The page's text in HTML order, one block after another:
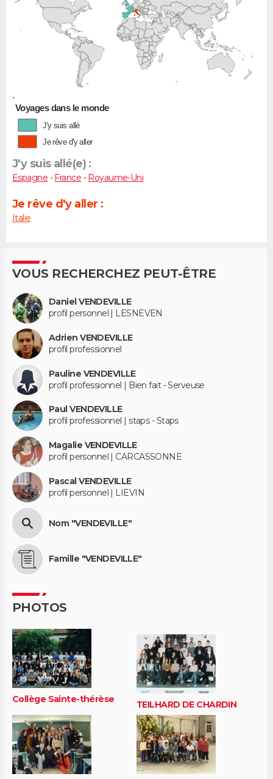
•
Voyages dans le monde
J'y suis allé
Je rêve d'y aller
J'y suis allé(e) :
Espagne -France -Royaume-Uni
Je rêve d'y aller :
Italie
VOUS RECHERCHEZ PEUT-ÊTRE
Daniel VENDEVILLE
profil personnel | LESNEVEN
Adrien VENDEVILLE
profil professionnel
Pauline VENDEVILLE
profil professionnel | Bien fait - Serveuse
Paul VENDEVILLE
profil professionnel | staps - Staps
Magalie VENDEVILLE
profil personnel | CARCASSONNE
Pascal VENDEVILLE
profil personnel | LIEVIN
Nom "VENDEVILLE"
Famille "VENDEVILLE"
PHOTOS
Collège Sainte-thérèse TEILHARD DE CHARDIN